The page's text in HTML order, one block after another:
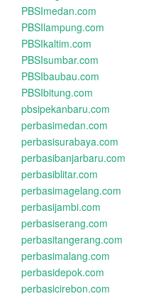
PBSImedan.com
PBSIlampung.com
PBSIkaltim.com
PBSIsumbar.com
PBSIbaubau.com
PBSIbitung.com
pbsipekanbaru.com
perbasimedan.com
perbasisurabaya.com
perbasibanjarbaru.com
perbasiblitar.com
perbasimagelang.com
perbasijambi.com
perbasiserang.com
perbasitangerang.com
perbasimalang.com
perbasidepok.com
perbasicirebon.com